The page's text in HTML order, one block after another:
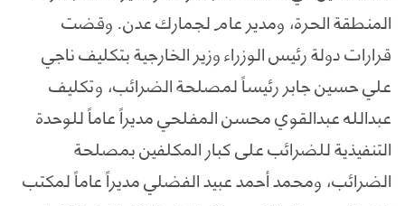
المنطقة الحرة، ومدير عام لجمارك عدن. وقضت
قرارات دولة رئيس الوزراء وزير الخارجية بتكليف ناجي
علي حسين جابر رئيساً لمصلحة الضرائب، وتكليف
عبدالله عبدالقوي محسن المفلحي مديراً عاماً للوحدة
التنفيذية للضرائب على كبار المكلفين بمصلحة
الضرائب، ومحمد أحمد عبيد الفضلي مديراً عاماً لمكتب